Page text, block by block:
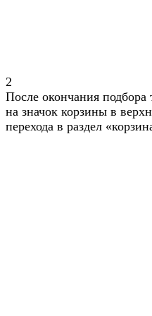
2
После окончания подбора
на значок корзины в
перехода в раздел